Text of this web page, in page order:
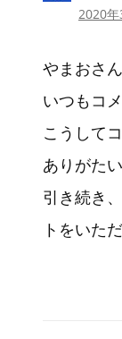
2020
やまおさん
いつもコ
こうして
ありがた
引き続き
トをいた